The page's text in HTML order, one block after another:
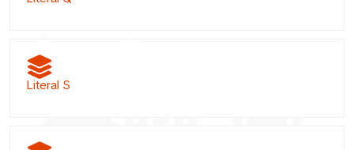
Literal S